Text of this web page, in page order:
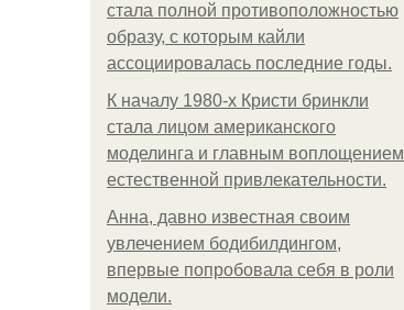
стала полной противоположностью
образу, с которым кайли
ассоциировалась последние годы.
К началу 1980-х Кристи бринкли
стала лицом американского
моделинга и главным воплощением
естественной привлекательности.
Анна, давно известная своим
увлечением бодибилдингом,
впервые попробовала себя в роли
модели.